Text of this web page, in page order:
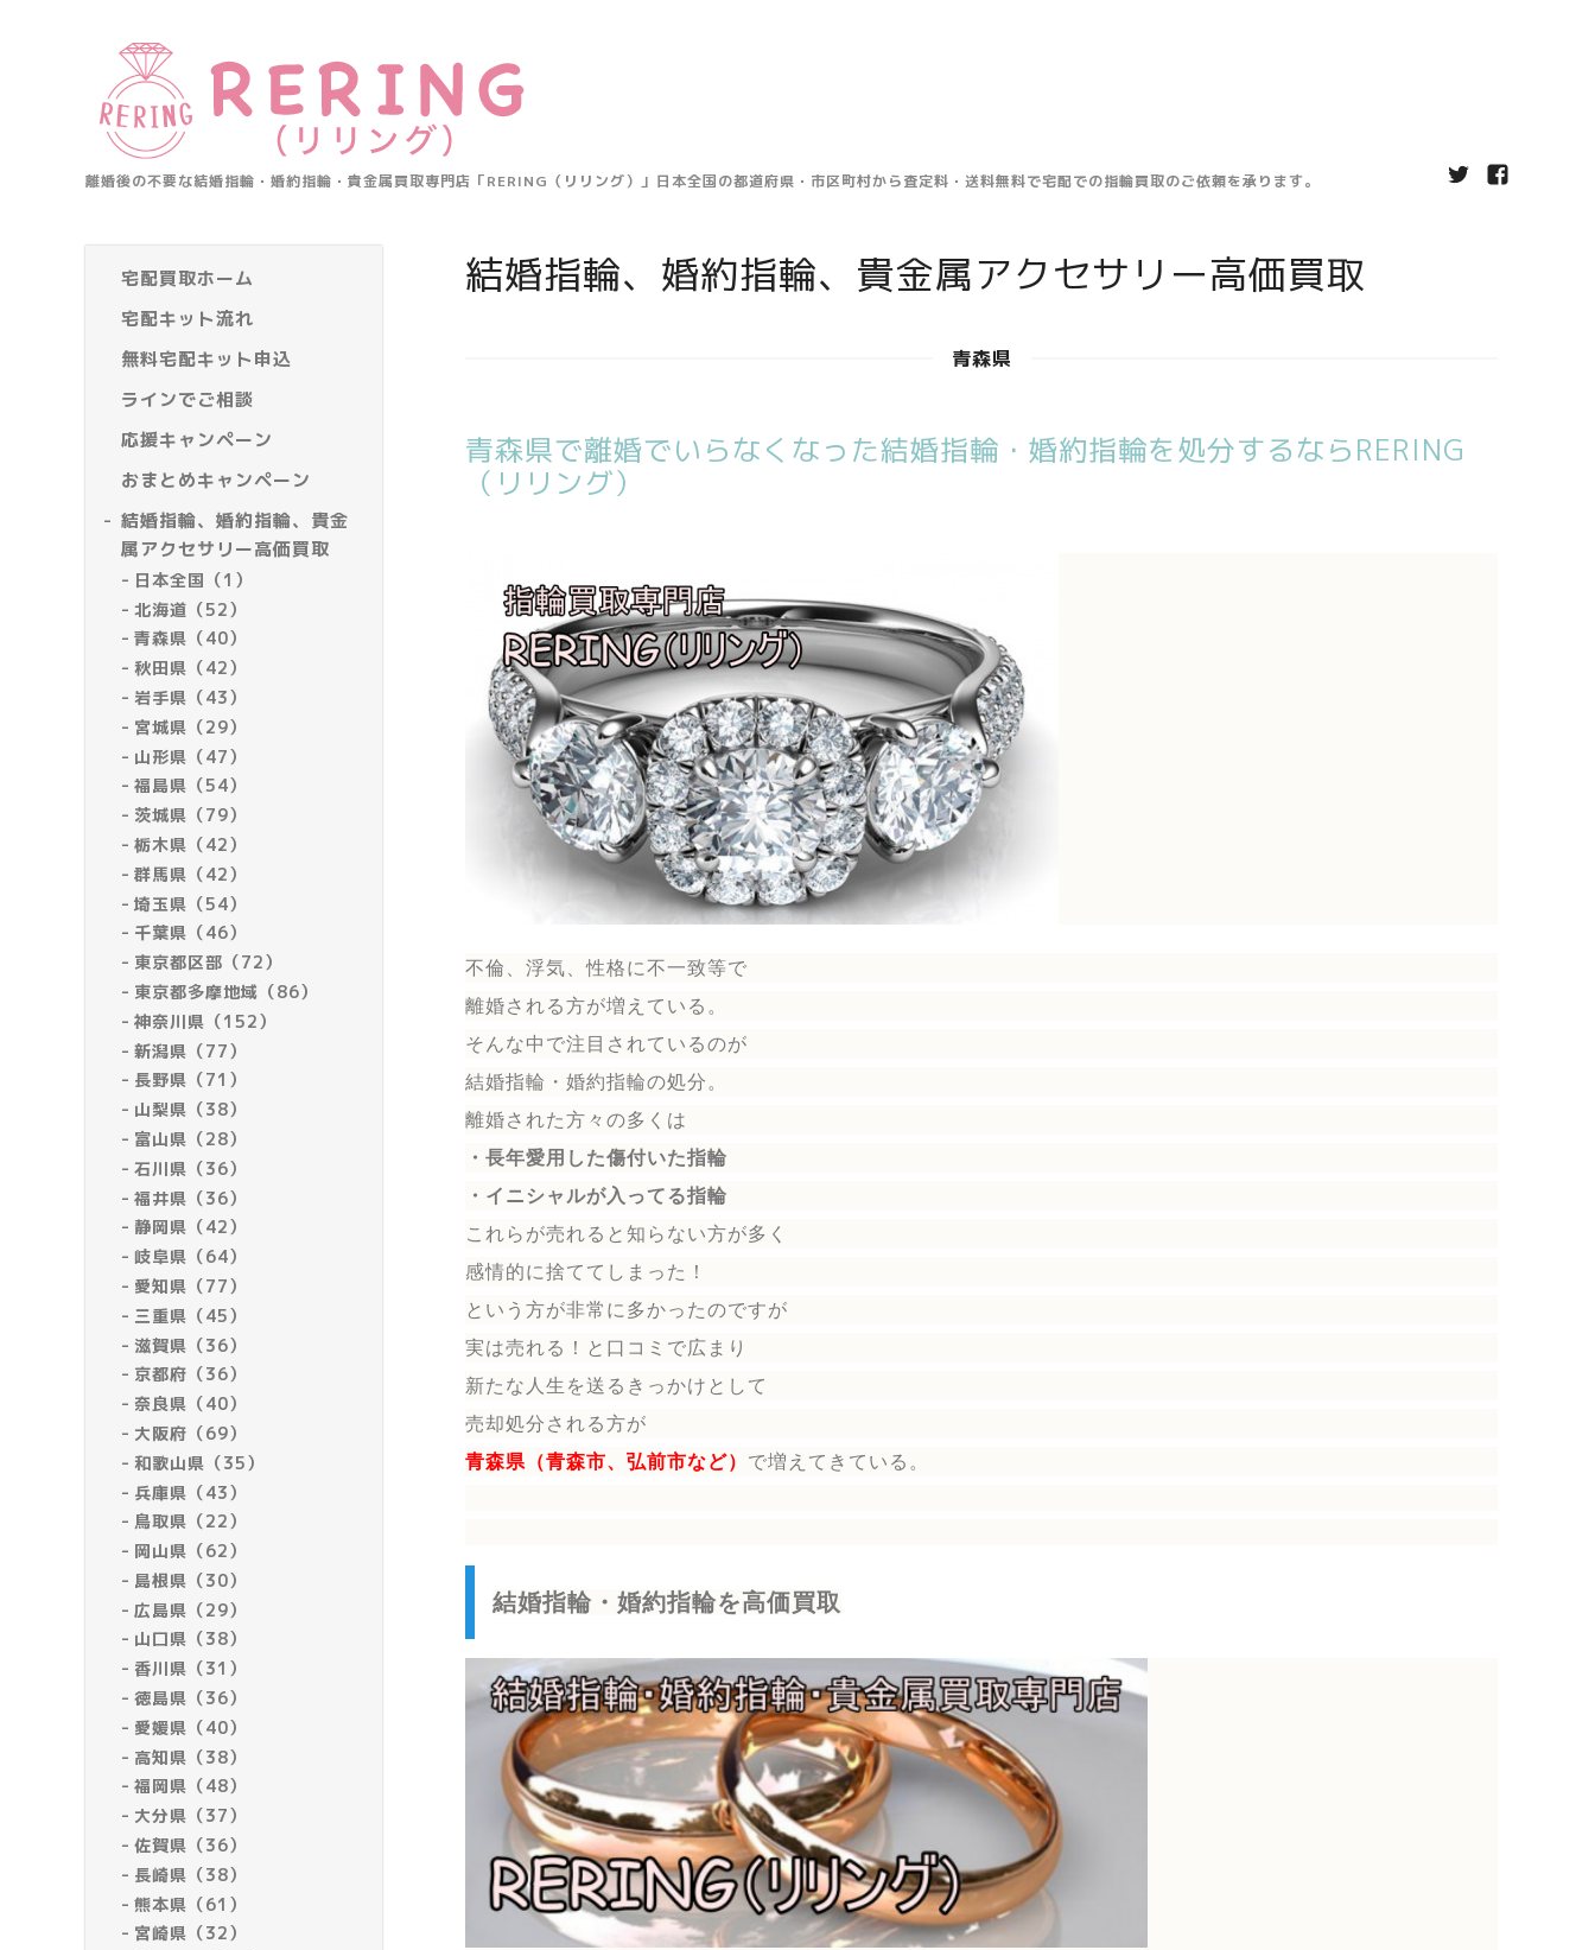
離婚後の不要な結婚指輪・婚約指輪・貴金属買取専門店「RERING（リリング）」日本全国の都道府県・市区町村から査定料・送料無料で宅配での指輪買取のご依頼を承ります。
宅配買取ホーム
宅配キット流れ
無料宅配キット申込
ラインでご相談
応援キャンペーン
おまとめキャンペーン
結婚指輪、婚約指輪、貴金
属アクセサリー高価買取
日本全国（1）
北海道（52）
青森県（40）
秋田県（42）
岩手県（43）
宮城県（29）
山形県（47）
福島県（54）
茨城県（79）
栃木県（42）
群馬県（42）
埼玉県（54）
千葉県（46）
東京都区部（72）
東京都多摩地域（86）
神奈川県（152）
新潟県（77）
長野県（71）
山梨県（38）
富山県（28）
石川県（36）
福井県（36）
静岡県（42）
岐阜県（64）
愛知県（77）
三重県（45）
滋賀県（36）
京都府（36）
奈良県（40）
大阪府（69）
和歌山県（35）
兵庫県（43）
鳥取県（22）
岡山県（62）
島根県（30）
広島県（29）
山口県（38）
香川県（31）
徳島県（36）
愛媛県（40）
高知県（38）
福岡県（48）
大分県（37）
佐賀県（36）
長崎県（38）
熊本県（61）
宮崎県（32）
結婚指輪、婚約指輪、貴金属アクセサリー高価買取
青森県
青森県で離婚でいらなくなった結婚指輪・婚約指輪を処分するならRERING
（リリング）
不倫、浮気、性格に不一致等で
離婚される方が増えている。
そんな中で注目されているのが
結婚指輪 ・婚約指輪の処分。
離婚された方々の多くは
・長年愛用した傷付いた指輪
・イニシャルが入ってる指輪
これらが売れると知らない方が多く
感情的に捨ててしまった！
という方が非常に多かったのですが
実は売れる！と口コミで広まり
新たな人生を送る きっかけとして
売却処分される方が
青森県（青森市、弘前市など） で増えてきている。
結婚指輪・婚約指輪を高価買取